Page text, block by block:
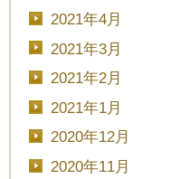
2021年4月
2021年3月
2021年2月
2021年1月
2020年12月
2020年11月